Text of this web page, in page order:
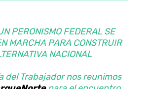
PERONISMO FEDERAL SE
MARCHA PARA CONSTRUIR
NACIONAL
del Trabajador nos reunimos